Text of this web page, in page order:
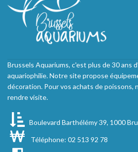
Brussels Aquariums, c'est plus de 30 ans
aquariophilie. Notre site propose
décoration. Pour vos achats de poissons,
rendre visite.
Boulevard Barthélémy 39, 1000
Téléphone: 02 513 92 78